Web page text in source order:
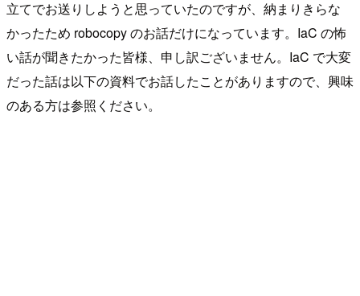
立てでお送りしようと思っていたのですが、納まりきらな
かったため robocopy のお話だけになっています。IaC の怖
い話が聞きたかった皆様、申し訳ございません。IaC で大変
だった話は以下の資料でお話したことがありますので、興味
のある方は参照ください。